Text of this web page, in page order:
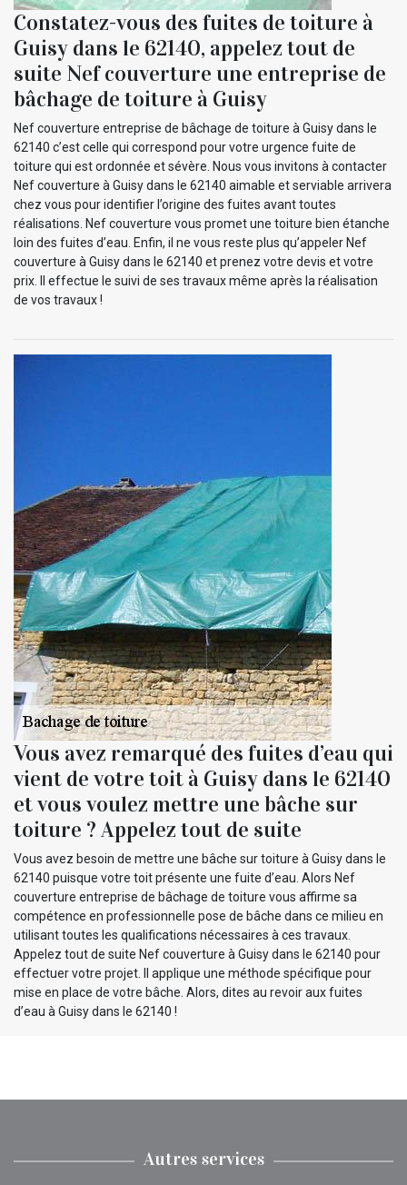
Constatez-vous des fuites de toiture à
Guisy dans le 62140, appelez tout de
suite Nef couverture une entreprise de
bâchage de toiture à Guisy
Nef couverture entreprise de bâchage de toiture à Guisy dans le
62140 c’est celle qui correspond pour votre urgence fuite de
toiture qui est ordonnée et sévère. Nous vous invitons à contacter
Nef couverture à Guisy dans le 62140 aimable et serviable arrivera
chez vous pour identifier l’origine des fuites avant toutes
réalisations. Nef couverture vous promet une toiture bien étanche
loin des fuites d’eau. Enfin, il ne vous reste plus qu’appeler Nef
couverture à Guisy dans le 62140 et prenez votre devis et votre
prix. Il effectue le suivi de ses travaux même après la réalisation
de vos travaux !
Vous avez remarqué des fuites d’eau qui
vient de votre toit à Guisy dans le 62140
et vous voulez mettre une bâche sur
toiture ? Appelez tout de suite
Vous avez besoin de mettre une bâche sur toiture à Guisy dans le
62140 puisque votre toit présente une fuite d’eau. Alors Nef
couverture entreprise de bâchage de toiture vous affirme sa
compétence en professionnelle pose de bâche dans ce milieu en
utilisant toutes les qualifications nécessaires à ces travaux.
Appelez tout de suite Nef couverture à Guisy dans le 62140 pour
effectuer votre projet. Il applique une méthode spécifique pour
mise en place de votre bâche. Alors, dites au revoir aux fuites
d’eau à Guisy dans le 62140 !
Autres services